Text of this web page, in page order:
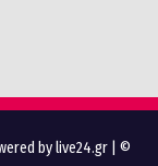
by live24.gr | ©